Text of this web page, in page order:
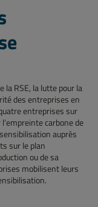
la RSE, la lutte pour la
des entreprises en
entreprises sur
carbone de
auprès
sur le plan
ou de sa
mobilisent leurs